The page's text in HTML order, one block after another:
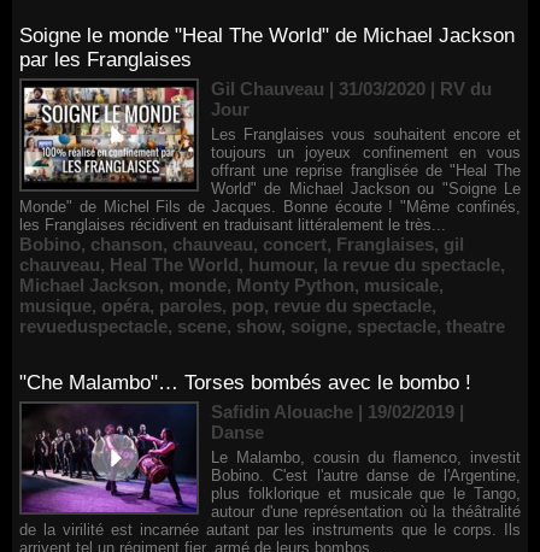
Soigne le monde "Heal The World" de Michael Jackson
par les Franglaises
Gil Chauveau | 31/03/2020 | RV du
Jour
Les Franglaises vous souhaitent encore et
toujours un joyeux confinement en vous
offrant une reprise franglisée de "Heal The
World" de Michael Jackson ou "Soigne Le
Monde" de Michel Fils de Jacques. Bonne écoute ! "Même confinés,
les Franglaises récidivent en traduisant littéralement le très...
Bobino, chanson, chauveau, concert, Franglaises, gil
chauveau, Heal The World, humour, la revue du spectacle,
Michael Jackson, monde, Monty Python, musicale,
musique, opéra, paroles, pop, revue du spectacle,
revueduspectacle, scene, show, soigne, spectacle, theatre
"Che Malambo"… Torses bombés avec le bombo !
Safidin Alouache | 19/02/2019 |
Danse
Le Malambo, cousin du flamenco, investit
Bobino. C'est l'autre danse de l'Argentine,
plus folklorique et musicale que le Tango,
autour d'une représentation où la théâtralité
de la virilité est incarnée autant par les instruments que le corps. Ils
arrivent tel un régiment fier, armé de leurs bombos....